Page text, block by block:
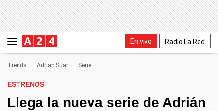
En vivo Radio La Red
Trends Adrián Suar Serie
ESTRENOS
Llega la nueva serie de Adrián